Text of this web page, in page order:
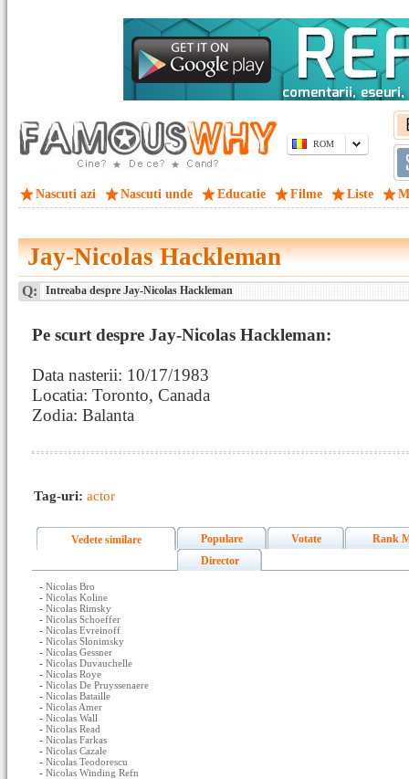
ROM
Nascuti azi Nascuti unde Educatie Filme Liste
Jay-Nicolas Hackleman
Q: Intreaba despre Jay-Nicolas Hackleman
Pe scurt despre Jay-Nicolas Hackleman:
Data nasterii: 10/17/1983
Locatia: Toronto, Canada
Zodia: Balanta
Tag-uri: actor
Vedete similare Populare Votate
Rank
Director
- Nicolas Bro
- Nicolas Koline
- Nicolas Rimsky
- Nicolas Schoeffer
- Nicolas Evreinoff
- Nicolas Slonimsky
- Nicolas Gessner
- Nicolas Duvauchelle
- Nicolas Roye
- Nicolas De Pruyssenaere
- Nicolas Bataille
- Nicolas Amer
- Nicolas Wall
- Nicolas Read
- Nicolas Farkas
- Nicolas Cazale
- Nicolas Teodorescu
- Nicolas Winding Refn